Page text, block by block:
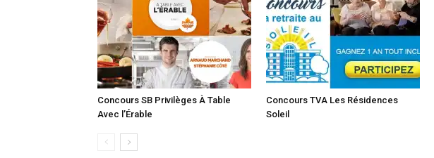
Concours SB Privilèges À Table
Avec l’Érable
Concours TVA Les Résidences
Soleil